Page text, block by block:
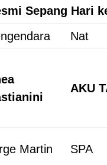
Sepang Hari
Nat
AKU
Martin SPA